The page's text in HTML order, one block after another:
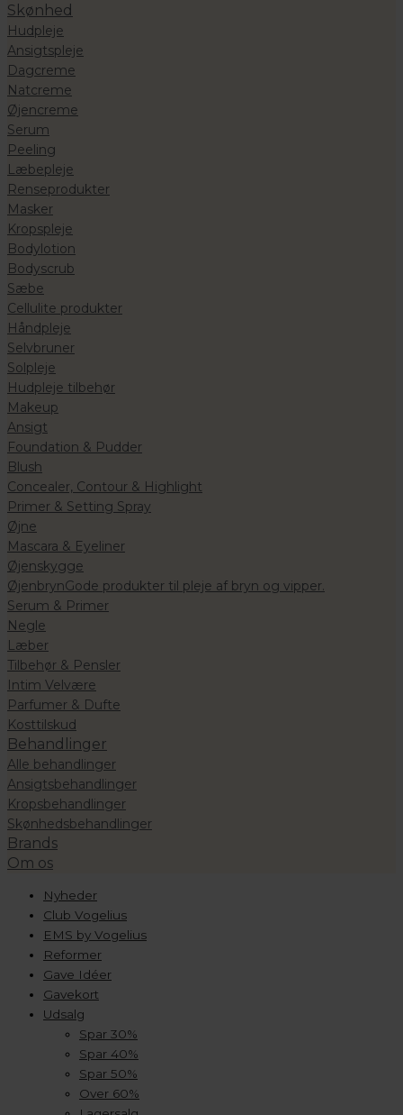
Skønhed
Hudpleje
Ansigtspleje
Dagcreme
Natcreme
Øjencreme
Serum
Peeling
Læbepleje
Renseprodukter
Masker
Kropspleje
Bodylotion
Bodyscrub
Sæbe
Cellulite produkter
Håndpleje
Selvbruner
Solpleje
Hudpleje tilbehør
Makeup
Ansigt
Foundation & Pudder
Blush
Concealer, Contour & Highlight
Primer & Setting Spray
Øjne
Mascara & Eyeliner
Øjenskygge
ØjenbrynGode produkter til pleje af bryn og vipper.
Serum & Primer
Negle
Læber
Tilbehør & Pensler
Intim Velvære
Parfumer & Dufte
Kosttilskud
Behandlinger
Alle behandlinger
Ansigtsbehandlinger
Kropsbehandlinger
Skønhedsbehandlinger
Brands
Om os
Nyheder
Club Vogelius
EMS by Vogelius
Reformer
Gave Idéer
Gavekort
Udsalg
Spar 30%
Spar 40%
Spar 50%
Over 60%